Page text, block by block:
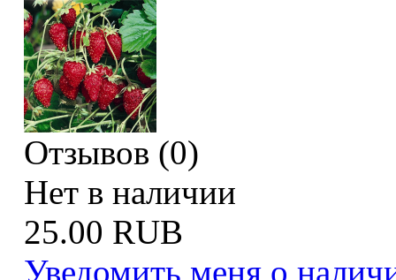
Отзывов (0)
Нет в наличии
25.00 RUB
Уведомить меня о